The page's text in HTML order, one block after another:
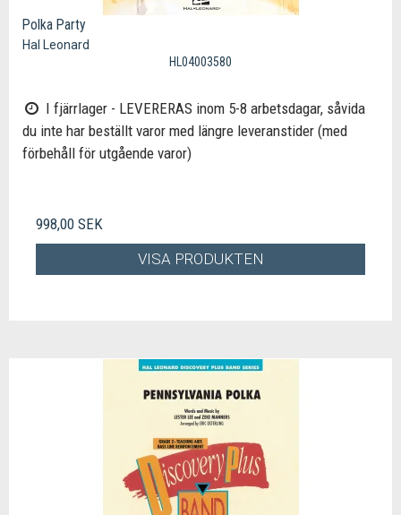
Polka Party
Hal Leonard
HL04003580
I fjärrlager - LEVERERAS inom 5-8 arbetsdagar, såvida
du inte har beställt varor med längre leveranstider (med
förbehåll för utgående varor)
998,00 SEK
VISA PRODUKTEN